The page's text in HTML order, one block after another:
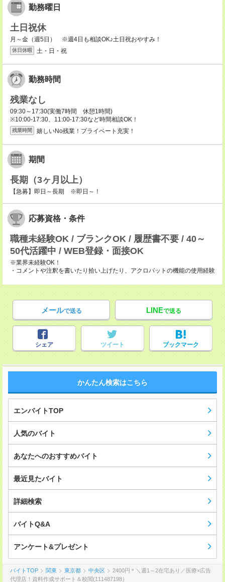
勤務曜日
土日祝休
月～金（週5日） ※週4日も相談OK♪土日祝おやすみ！
休日休暇 土・日・祝
勤務時間
残業なし
09:30～17:30(実働7時間 休憩1時間)
※10:00-17:30、11:00-17:30など時間相談OK！
残業時間 嬉しいNo残業！プライベート充実！
期間
長期（3ヶ月以上）
【急募】即日～長期 ※即日～！
応募資格・条件
職種未経験OK / ブランクOK / 履歴書不要 / 40～
50代活躍中 / WEB登録・面接OK
※業界未経験OK！
・コメントや注釈を書いたり拾い上げたり、アクロバットの機能の使用経験
メールで送る LINEで送る
シェア ツイート ブックマーク
かんたん検索はこちら
エンバイトTOP
人気のバイト
あなたへのおすすめバイト
最近見たバイト
詳細検索
バイトQ&A
アンケート&プレゼント
バイトTOP 関東 東京都 中央区
2400円＊＼週1～2在宅あり／医療×広告
代理店！資料作成サポート＆校閲(111487198）